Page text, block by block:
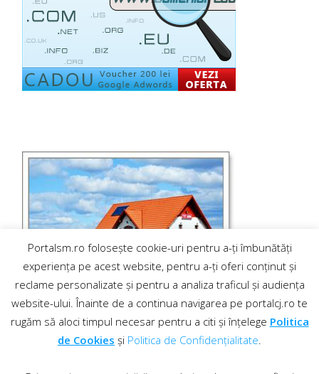
Portalsm.ro folosește cookie-uri pentru a-ți îmbunătăți
experiența pe acest website, pentru a-ți oferi conținut și
reclame personalizate și pentru a analiza traficul și audiența
website-ului. Înainte de a continua navigarea pe portalcj.ro te
rugăm să aloci timpul necesar pentru a citi și înțelege Politica
de Cookies și Politica de Confidențialitate.